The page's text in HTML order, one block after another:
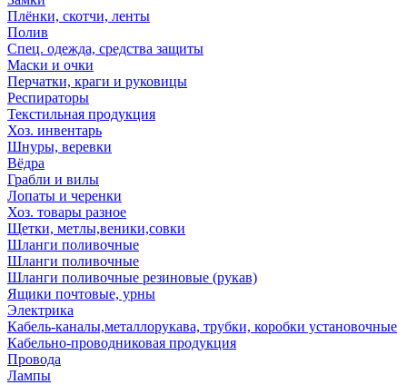
Плёнки, скотчи, ленты
Полив
Спец. одежда, средства защиты
Маски и очки
Перчатки, краги и руковицы
Респираторы
Текстильная продукция
Хоз. инвентарь
Шнуры, веревки
Вёдра
Грабли и вилы
Лопаты и черенки
Хоз. товары разное
Щетки, метлы,веники,совки
Шланги поливочные
Шланги поливочные
Шланги поливочные резиновые (рукав)
Ящики почтовые, урны
Электрика
Кабель-каналы,металлорукава, трубки, коробки установочные
Кабельно-проводниковая продукция
Провода
Лампы